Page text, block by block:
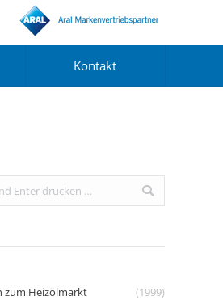
Kontakt
zum Heizölmarkt
(1999)